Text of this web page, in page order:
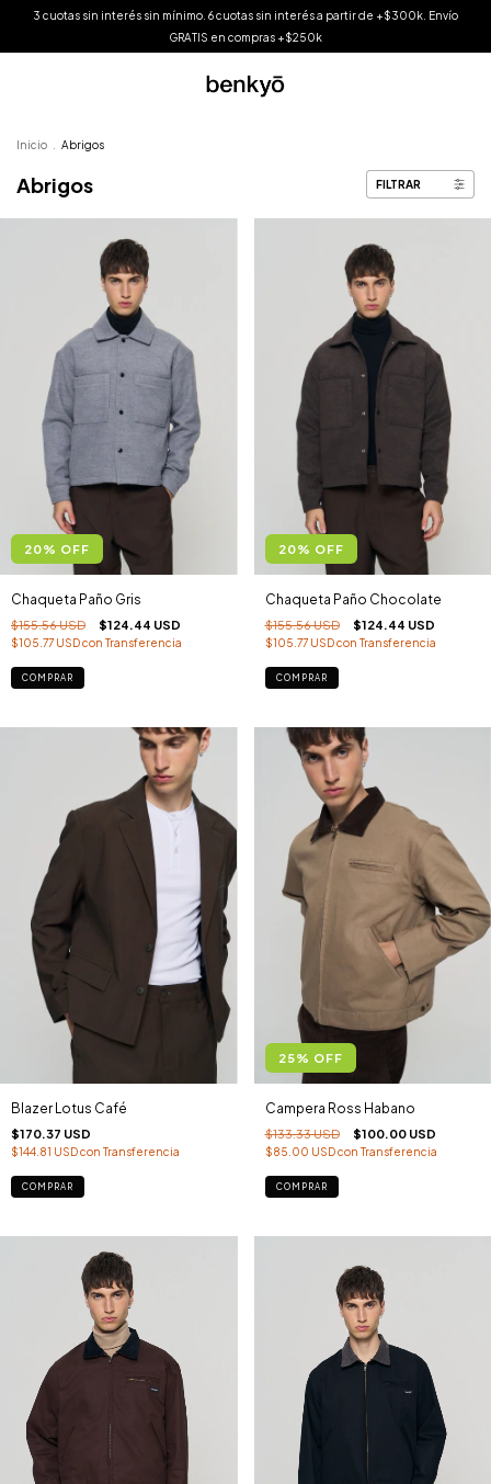
3 cuotas sin interés sin mínimo. 6 cuotas sin interés a partir de +$300k. Envío
GRATIS en compras +$250k
Inicio Abrigos
Abrigos FILTRAR
20% OFF
Chaqueta Paño Gris
$155.56 USD $124.44 USD
$105.77 USDcon Transferencia
COMPRAR
20% OFF
Chaqueta Paño Chocolate
$155.56 USD $124.44 USD
$105.77 USDcon Transferencia
COMPRAR
Blazer Lotus Café
$170.37 USD
$144.81 USDcon Transferencia
COMPRAR
25% OFF
Campera Ross Habano
$133.33 USD $100.00 USD
$85.00 USDcon Transferencia
COMPRAR